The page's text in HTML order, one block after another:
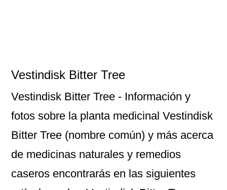
Vestindisk Bitter Tree
Vestindisk Bitter Tree - Información y
fotos sobre la planta medicinal Vestindisk
Bitter Tree (nombre común) y más acerca
de medicinas naturales y remedios
caseros encontrarás en las siguientes